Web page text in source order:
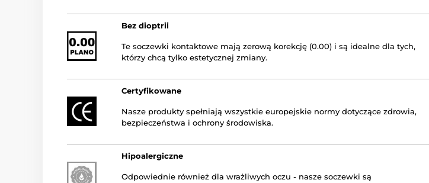
Bez dioptrii
Te soczewki kontaktowe mają zerową korekcję (0.00) i są idealne dla tych,
którzy chcą tylko estetycznej zmiany.
Certyfikowane
Nasze produkty spełniają wszystkie europejskie normy dotyczące zdrowia,
bezpieczeństwa i ochrony środowiska.
Hipoalergiczne
Odpowiednie również dla wrażliwych oczu - nasze soczewki są